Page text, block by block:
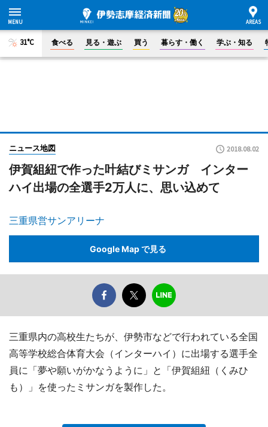
31°C 食べる 見る・遊ぶ 買う 暮らす・働く 学ぶ・知る
ニュース地図 2018.08.02
伊賀組紐で作った叶結びミサンガ インター
ハイ出場の全選手2万人に、思い込めて
三重県営サンアリーナ
Google Map で見る
三重県内の高校生たちが、伊勢市などで行われている全国
高等学校総合体育大会（インターハイ）に出場する選手全
員に「夢や願いがかなうように」と「伊賀組紐（くみひ
も）」を使ったミサンガを製作した。